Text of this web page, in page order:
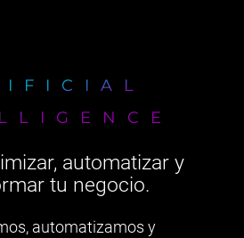
automatizar y
tu negocio.
automatizamos y